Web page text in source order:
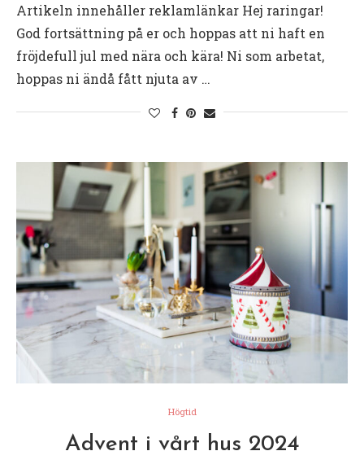
Artikeln innehåller reklamlänkar Hej raringar!
God fortsättning på er och hoppas att ni haft en
fröjdefull jul med nära och kära! Ni som arbetat,
hoppas ni ändå fått njuta av …
Högtid
Advent i vårt hus 2024